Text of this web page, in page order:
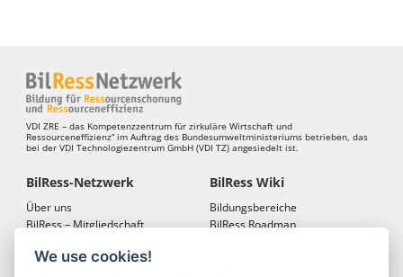
We use cookies!
VDI ZRE – das Kompetenzzentrum für zirkuläre Wirtschaft und
Ressourceneffizienz“ im Auftrag des Bundesumweltministeriums betrieben, das
bei der VDI Technologiezentrum GmbH (VDI TZ) angesiedelt ist.
BilRess-Netzwerk
Über uns
BilRess – Mitgliedschaft
BilRess Wiki
Bildungsbereiche
BilRess Roadmap